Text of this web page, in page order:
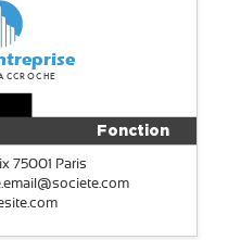
Fonction
75001 Paris